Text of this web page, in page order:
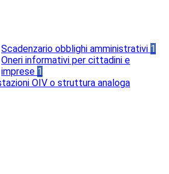
Scadenzario obblighi amministrativi 1
Oneri informativi per cittadini e
imprese 1
OIV o struttura analoga